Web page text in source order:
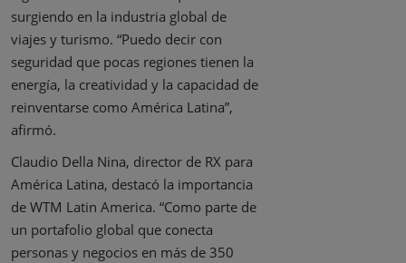
surgiendo en la industria global de
viajes y turismo. “Puedo decir con
seguridad que pocas regiones tienen la
energía, la creatividad y la capacidad de
reinventarse como América Latina”,
afirmó.
Claudio Della Nina, director de RX para
América Latina, destacó la importancia
de WTM Latin America. “Como parte de
un portafolio global que conecta
personas y negocios en más de 350